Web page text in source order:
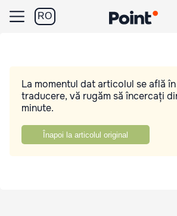
RO
La momentul dat articolul se află
traducere, vă rugăm să încercați
minute.
Înapoi la articolul original